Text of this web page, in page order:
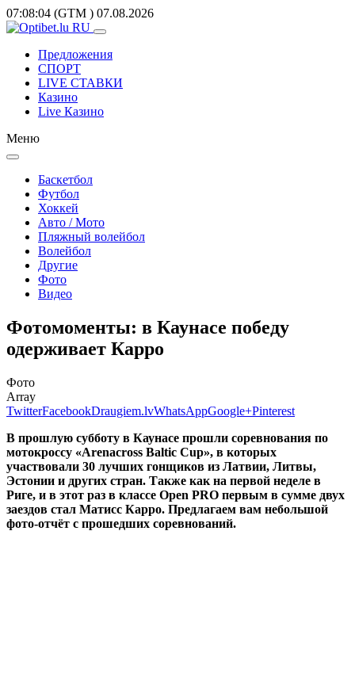
07:08:04 (GTM ) 07.08.2026
Предложения
СПОРТ
LIVE СТАВКИ
Казино
Live Казино
Меню
Баскетбол
Футбол
Хоккей
Авто / Мото
Пляжный волейбол
Волейбол
Другие
Фото
Видео
Фотомоменты: в Каунасе победу
одерживает Карро
Фото
Array
TwitterFacebookDraugiem.lvWhatsAppGoogle+Pinterest
В прошлую субботу в Каунасе прошли соревнования по
мотокроссу «Arenacross Baltic Cup», в которых
участвовали 30 лучших гонщиков из Латвии, Литвы,
Эстонии и других стран. Также как на первой неделе в
Риге, и в этот раз в классе Open PRO первым в сумме двух
заездов стал Матисс Карро. Предлагаем вам небольшой
фото-отчёт с прошедших соревнований.